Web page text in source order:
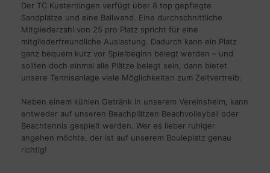
Der TC Kusterdingen verfügt über 8 top gepflegte
Sandplätze und eine Ballwand. Eine durchschnittliche
Mitgliederzahl von 25 pro Platz spricht für eine
mitgliederfreundliche Auslastung. Dadurch kann ein Platz
ganz bequem kurz vor Spielbeginn belegt werden – und
sollten doch einmal alle Plätze belegt sein, dann bietet
unsere Tennisanlage viele Möglichkeiten zum Zeitvertreib.
Neben einem kühlen Getränk in unserem Vereinsheim, kann
entweder auf unseren Beachplätzen Beachvolleyball oder
Beachtennis gespielt werden. Wer es lieber ruhiger
angehen möchte, der ist auf unserem Bouleplatz genau
richtig!